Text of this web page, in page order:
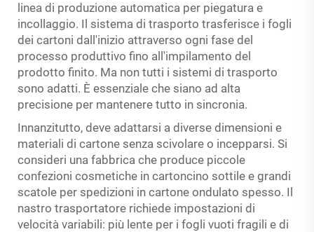
linea di produzione automatica per piegatura e
incollaggio. Il sistema di trasporto trasferisce i fogli
dei cartoni dall'inizio attraverso ogni fase del
processo produttivo fino all'impilamento del
prodotto finito. Ma non tutti i sistemi di trasporto
sono adatti. È essenziale che siano ad alta
precisione per mantenere tutto in sincronia.
Innanzitutto, deve adattarsi a diverse dimensioni e
materiali di cartone senza scivolare o incepparsi. Si
consideri una fabbrica che produce piccole
confezioni cosmetiche in cartoncino sottile e grandi
scatole per spedizioni in cartone ondulato spesso. Il
nastro trasportatore richiede impostazioni di
velocità variabili: più lente per i fogli vuoti fragili e di